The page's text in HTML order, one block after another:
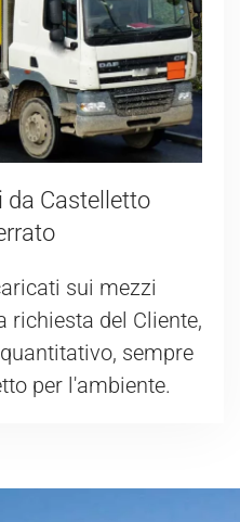
Castelletto
sui mezzi
richiesta del Cliente,
sempre
per l'ambiente.